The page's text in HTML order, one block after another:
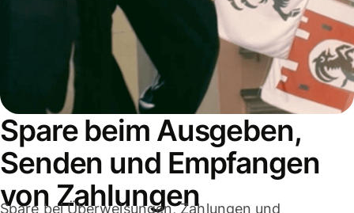
Spare beim Ausgeben,
Senden und Empfangen
von Zahlungen
Spare bei Überweisungen, Zahlungen und